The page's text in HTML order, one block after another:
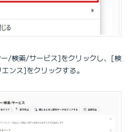
ー/検索/サービス]をクリックし、[検
ンス]をクリックする。